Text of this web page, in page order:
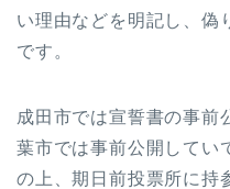
い理由などを明記し、偽
です。
成田市では宣誓書の事前
葉市では事前公開してい
の上、期日前投票所に持